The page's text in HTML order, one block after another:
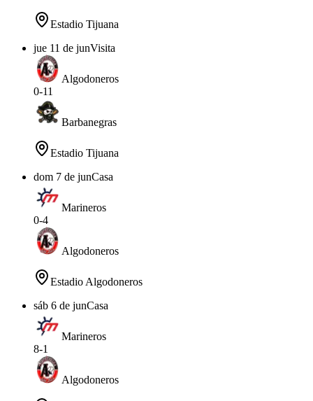
Estadio Tijuana
jue 11 de junVisita
Algodoneros
0-11
Barbanegras
Estadio Tijuana
dom 7 de junCasa
Marineros
0-4
Algodoneros
Estadio Algodoneros
sáb 6 de junCasa
Marineros
8-1
Algodoneros